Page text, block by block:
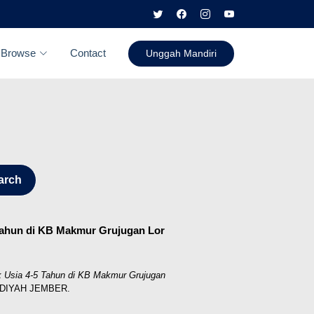
Browse Contact Unggah Mandiri
di KB Makmur Grujugan Lor
4-5 Tahun di KB Makmur Grujugan
JEMBER.